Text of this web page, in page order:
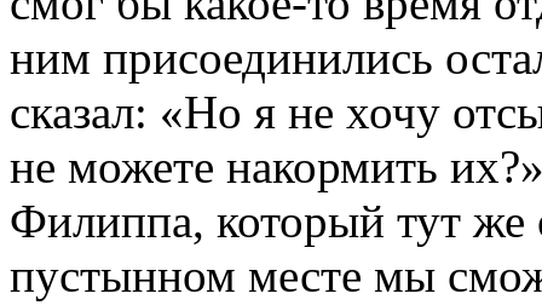
ним присоединились
сказал: «Но я не хочу
не можете накормить
Филиппа, который тут же
пустынном месте мы